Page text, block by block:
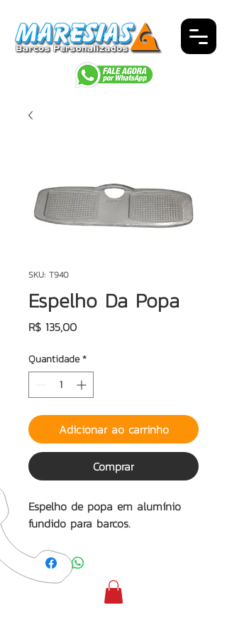
SKU: T940
Espelho Da Popa
R$ 135,00Preço
Quantidade*
Adicionar ao carrinho
Comprar
Espelho de popa em alumínio
fundido para barcos.